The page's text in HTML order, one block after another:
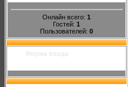
Онлайн всего: 1
Гостей: 1
Пользователей: 0
Форма входа